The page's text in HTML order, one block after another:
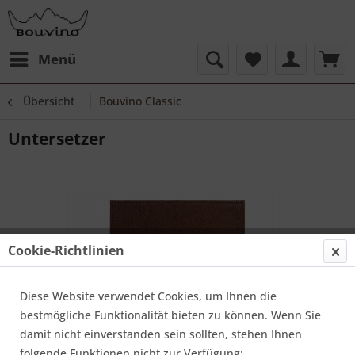
Menü
Übersicht Bouvino Classic
Untersetzer
Cookie-Richtlinien
Diese Website verwendet Cookies, um Ihnen die
bestmögliche Funktionalität bieten zu können. Wenn Sie
damit nicht einverstanden sein sollten, stehen Ihnen